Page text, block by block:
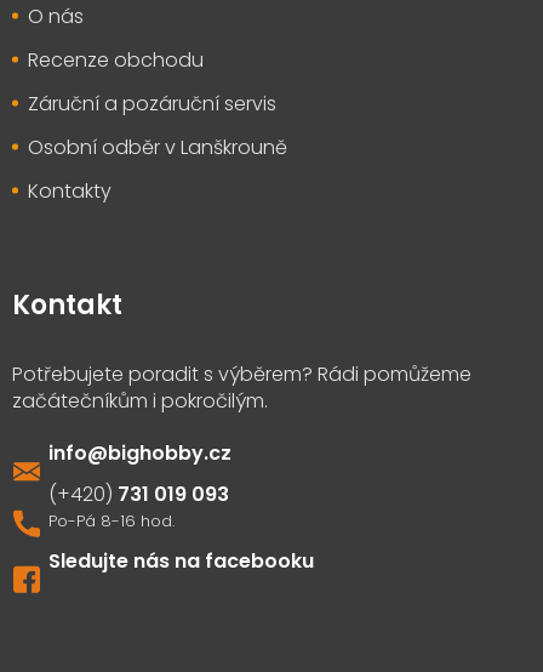
O nás
Recenze obchodu
Záruční a pozáruční servis
Osobní odběr v Lanškrouně
Kontakty
Kontakt
info@bighobby.cz
731 019 093
Sledujte nás na facebooku